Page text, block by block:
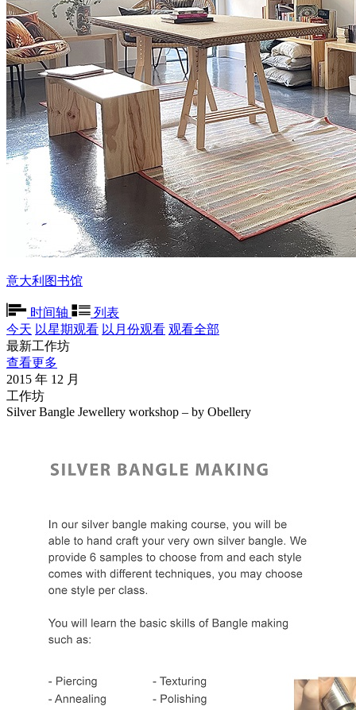
意大利图书馆
时间轴
列表
今天 以星期观看 以月份观看 观看全部
最新工作坊
查看更多
2015 年 12 月
工作坊
Silver Bangle Jewellery workshop – by Obellery